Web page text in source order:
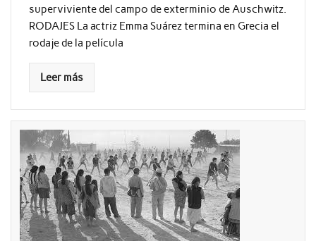
superviviente del campo de exterminio de Auschwitz.
RODAJES La actriz Emma Suárez termina en Grecia el
rodaje de la película
Leer más